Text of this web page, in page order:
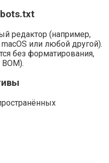
редактор (например,
или любой другой).
без форматирования,